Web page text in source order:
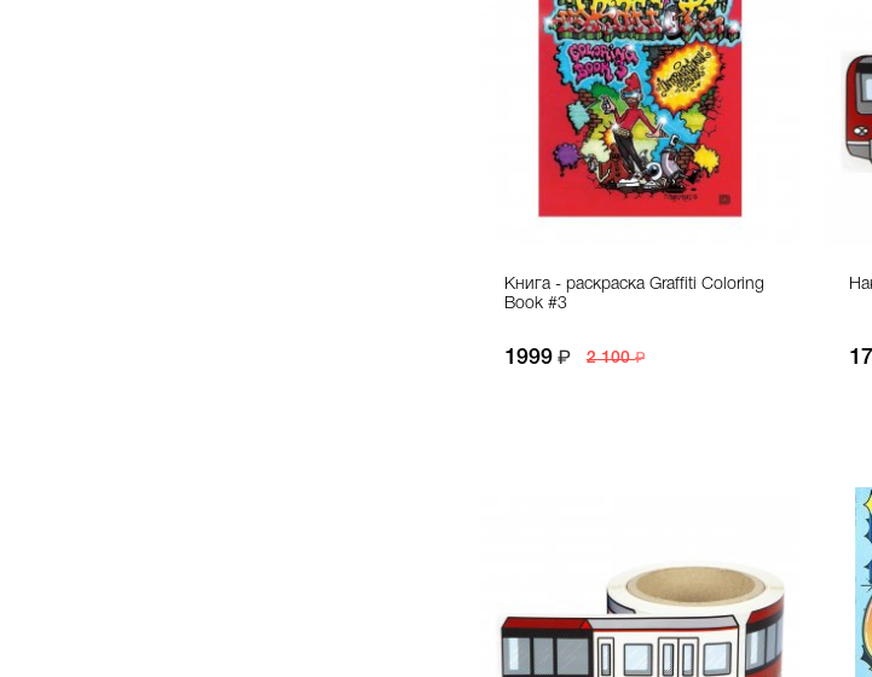
Книга - раскраска Graffiti Coloring
Book #3
1999 2 100 17